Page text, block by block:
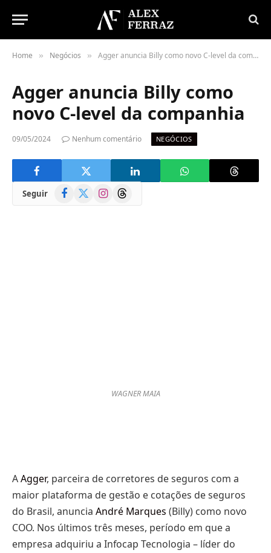
Home » Negócios » Agger anuncia Billy como novo C-level da companhia
Agger anuncia Billy como
novo C-level da companhia
09/05/2024 Nenhum comentário NEGÓCIOS
Seguir Facebook
(Twitter)
InstagramThreads
WAGNER MAIA
AAgger, parceira de corretores de seguros com a
maior plataforma de gestão e cotações de seguros
do Brasil, anuncia André Marques (Billy) como novo
COO. Nos últimos três meses, período em que a
empresa adquiriu a Infocap Tecnologia – líder do